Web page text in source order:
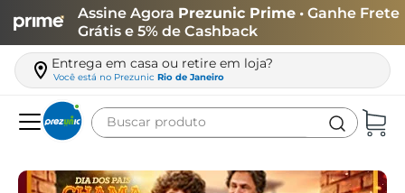
Assine Agora Prezunic Prime • Ganhe Frete
Grátis e 5% de Cashback
Entrega em casa ou retire em loja?
Você está no Prezunic Rio de Janeiro
Buscar produto
carne